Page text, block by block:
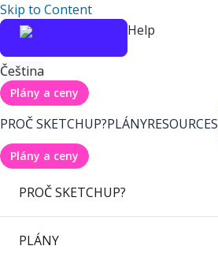
Skip to Content
Help
Čeština
Plány a ceny
PROČ SKETCHUP?PLÁNYRESOURCES
Plány a ceny
PROČ SKETCHUP?
PLÁNY